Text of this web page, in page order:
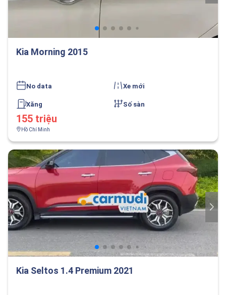
Kia Morning 2015
No data Xe mới
Xăng Số sàn
155 triệu
Hồ Chí Minh
Kia Seltos 1.4 Premium 2021